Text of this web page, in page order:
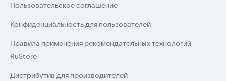
Пользовательское соглашение
Конфиденциальность для пользователей
Правила применения рекомендательных технологий
RuStore
Дистрибутив для производителей